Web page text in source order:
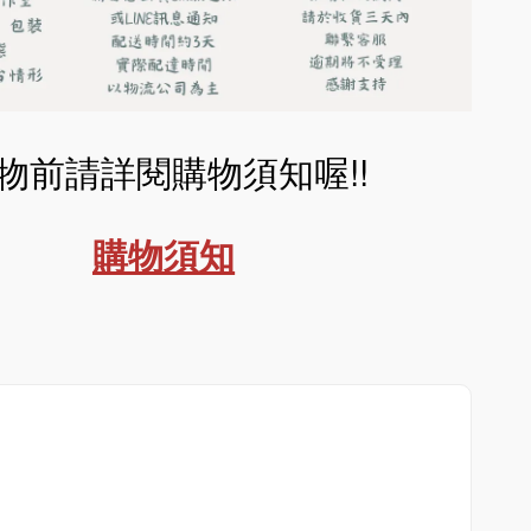
前請詳閱購物須知喔!!
購物須知